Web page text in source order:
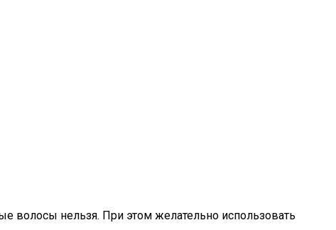
волосы нельзя. При этом желательно использовать